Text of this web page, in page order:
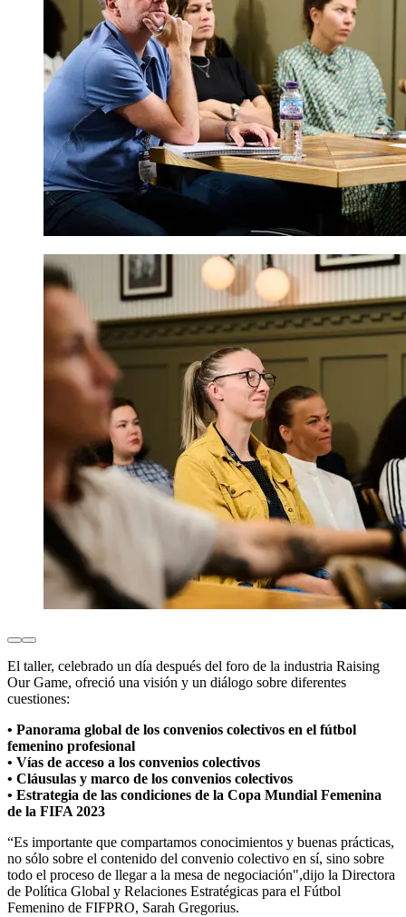
El taller, celebrado un día después del foro de la industria Raising
Our Game, ofreció una visión y un diálogo sobre diferentes
cuestiones:
• Panorama global de los convenios colectivos en el fútbol
femenino profesional
• Vías de acceso a los convenios colectivos
• Cláusulas y marco de los convenios colectivos
• Estrategia de las condiciones de la Copa Mundial Femenina
de la FIFA 2023
“Es importante que compartamos conocimientos y buenas prácticas,
no sólo sobre el contenido del convenio colectivo en sí, sino sobre
todo el proceso de llegar a la mesa de negociación",dijo la Directora
de Política Global y Relaciones Estratégicas para el Fútbol
Femenino de FIFPRO, Sarah Gregorius.